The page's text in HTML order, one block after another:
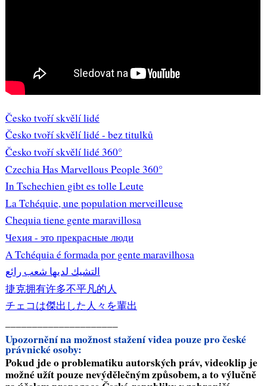
Česko tvoří skvělí lidé
Česko tvoří skvělí lidé - bez titulků
Česko tvoří skvělí lidé 360°
Czechia Has Marvellous People 360°
In Tschechien gibt es tolle Leute
La Tchéquie, une population merveilleuse
Chequia tiene gente maravillosa
Чехия - это прекрасные люди
A Tchéquia é formada por gente maravilhosa
التشيك لديها شعب رائع
捷克拥有许多不平凡的人
チェコは傑出した人々を輩出
Upozornění na možnost stažení videa pouze pro české
právnické osoby:
Pokud jde o problematiku autorských práv, videoklip je
možné užít pouze nevýdělečným způsobem, a to výlučně